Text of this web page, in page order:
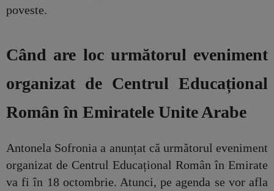
poveste.
Când are loc următorul eveniment
organizat de Centrul Educațional
Român în Emiratele Unite Arabe
Antonela Sofronia a anunțat că următorul eveniment
organizat de Centrul Educațional Român în Emirate
va fi în 18 octombrie. Atunci, pe agenda se vor afla